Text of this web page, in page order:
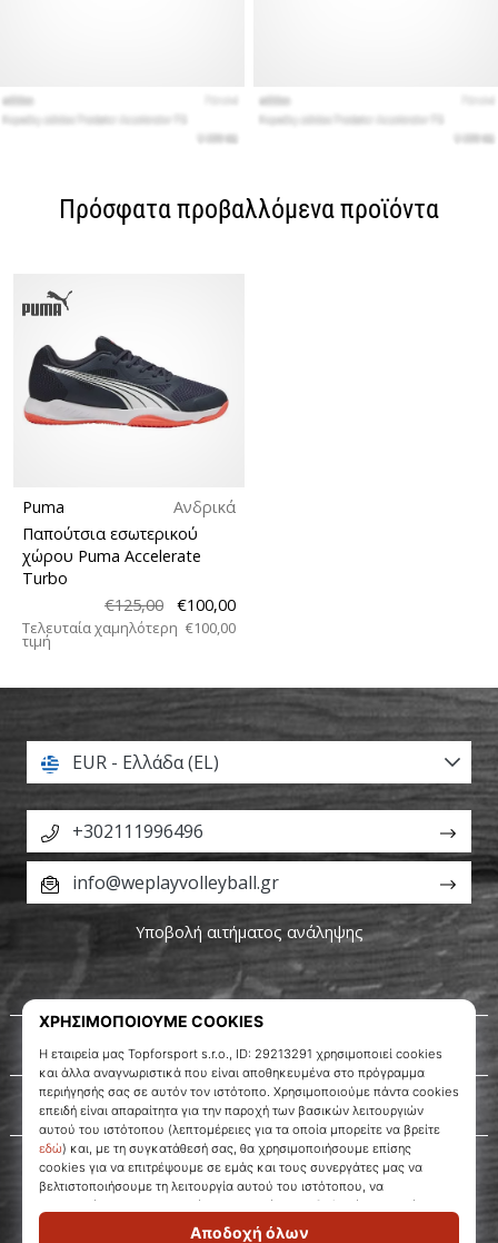
Πρόσφατα προβαλλόμενα προϊόντα
Puma
Ανδρικά
Παπούτσια εσωτερικού
χώρου Puma Accelerate
Turbo
€125,00
€100,00
Τελευταία χαμηλότερη
τιμή
€100,00
Σχετικά μ' εμάς
Εξυπηρέτηση πελατών
EUR - Ελλάδα (EL)
+302111996496
info@weplayvolleyball.gr
Υποβολή αιτήματος ανάληψης